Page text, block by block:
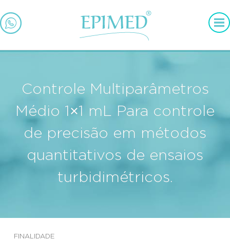
Controle Multiparâmetros
Médio 1×1 mL Para controle
de precisão em métodos
quantitativos de ensaios
turbidimétricos.
FINALIDADE